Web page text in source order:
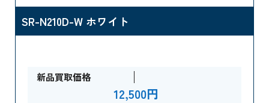
SR-N210D-W ホワイト
新品買取価格
12,500円